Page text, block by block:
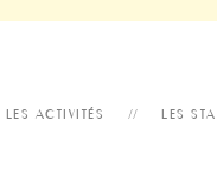
LES ACTIVITÉS LES